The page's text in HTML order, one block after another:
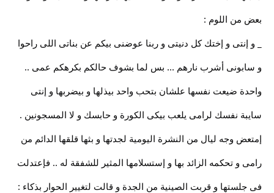
بعض من اللوم :
_ و إنتى و إختك كل دنيتى و ربنا عوضنى بيكم عن بناتى اللى راحوا
و سابونى أشرب نارهم ... بس لما بشوف حالكم بكرهكم عمى ..
واحدة ضيعت نفسها علشان بتحب واحد بيذلها و بيضربها و إنتى
سايبة نفسك لرامى يلعب بيكى الكورة و حابسك و لا المسجونين .
إمتعض وجه ليال من النشرة اليومية لجدتها و بثها قلقها الدائم من
رامى و تحكمه الزائد بها و إستسلامها المثير للشفقة له .. فإعتدلت
فى جلستها و قربت الصينية من الجدة و قالت لتغيير الحوار بذكاء :